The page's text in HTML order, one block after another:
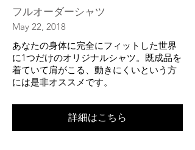
フルオーダーシャツ
May 22, 2018
​あなたの身体に完全にフィットした世界
に1つだけのオリジナルシャツ。既成品を
着ていて肩がこる、動きにくいという方
には是非オススメです。
詳細はこちら